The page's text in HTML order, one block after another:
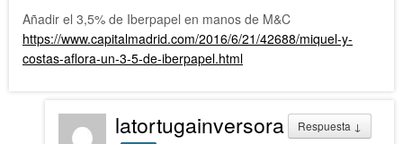
Añadir el 3,5% de Iberpapel en manos de M&C
https://www.capitalmadrid.com/2016/6/21/42688/miquel-y-
costas-aflora-un-3-5-de-iberpapel.html
Respuesta ↓
latortugainversora